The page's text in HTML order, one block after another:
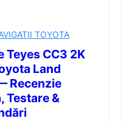
TOYOTA
Teyes CC3 2K
Land
Recenzie
Testare &